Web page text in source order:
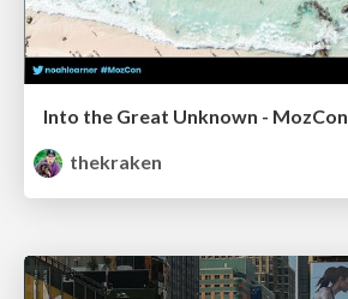
Into the Great Unknown - MozCon
thekraken